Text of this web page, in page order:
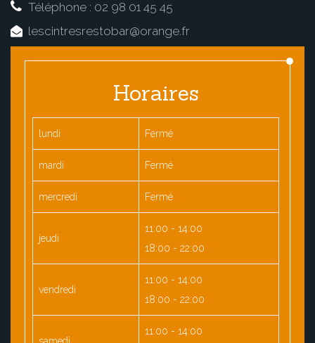
Téléphone : 02 98 01 45 45
lescintresrestobar@orange.fr
Horaires
lundi Fermé
mardi Fermé
mercredi Fermé
jeudi
11:00 - 14:00
18:00 - 22:00
vendredi
11:00 - 14:00
18:00 - 22:00
11:00 - 14:00